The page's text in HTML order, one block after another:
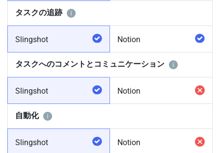
タスクの追跡
Slingshot Notion
タスクへのコメントとコミュニケーション
Slingshot Notion
自動化
Slingshot Notion